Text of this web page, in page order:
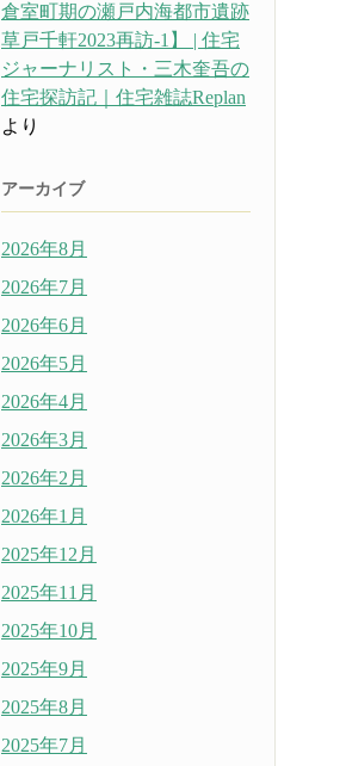
倉室町期の瀬戸内海都市遺跡
草戸千軒2023再訪-1】 | 住宅
ジャーナリスト・三木奎吾の
住宅探訪記｜住宅雑誌Replan
より
アーカイブ
2026年8月
2026年7月
2026年6月
2026年5月
2026年4月
2026年3月
2026年2月
2026年1月
2025年12月
2025年11月
2025年10月
2025年9月
2025年8月
2025年7月